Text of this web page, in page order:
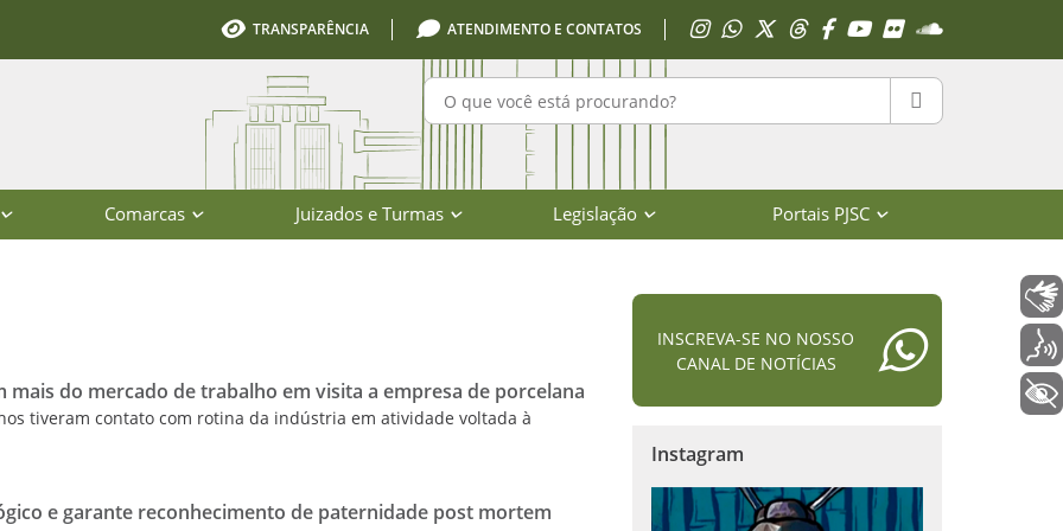
TRANSPARÊNCIA ATENDIMENTO E CONTATOS Acessar Instagram
Acessar WhatsApp
Acessar XAcessar Threads
Acessar Facebook
Acessar YouTube
Acessar Flickr
Acessar
Pesquisar no portal PESQUISAR
Comarcas Juizados e Turmas Legislação Portais PJSC
Santa Catarina
mais do mercado de trabalho em visita a empresa de porcelana
tiveram contato com rotina da indústria em atividade voltada à
e garante reconhecimento de paternidade post mortem
INSCREVA-SE NO NOSSO
CANAL DE NOTÍCIAS
Instagram
Libras
+ Acessibilidade